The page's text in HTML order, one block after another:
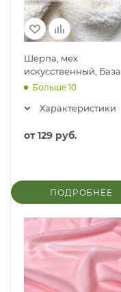
Шерпа, мех
искусственный, База
Больше 10
Характеристики
от129 руб.
ПОДРОБНЕЕ